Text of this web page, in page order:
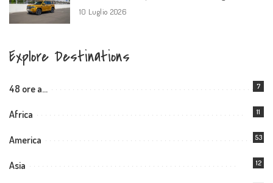
10 Luglio 2026
Explore Destinations
48 ore a… 7
Africa 11
America 53
Asia 12